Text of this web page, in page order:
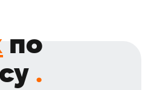
по
.